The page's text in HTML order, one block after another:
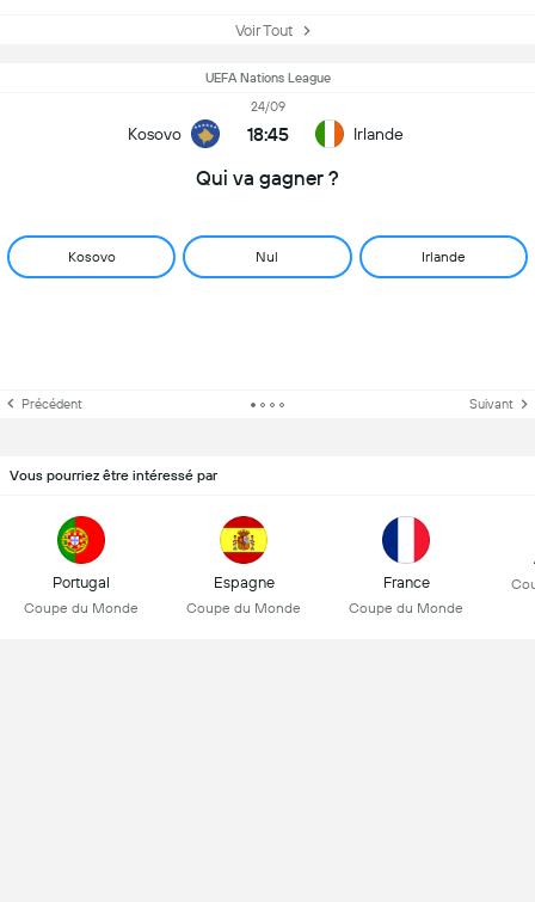
Voir Tout
UEFA Nations League
Kosovo
24/09
18:45 Irlande
Qui va gagner ?
Kosovo Nul Irlande
Précédent Suivant
Vous pourriez être intéressé par
Portugal
Coupe du Monde
Espagne
Coupe du Monde
France
Coupe du Monde